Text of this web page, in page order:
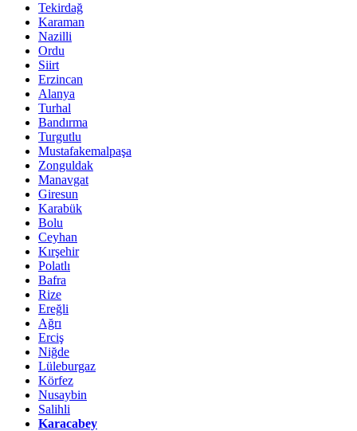
Tekirdağ
Karaman
Nazilli
Ordu
Siirt
Erzincan
Alanya
Turhal
Bandırma
Turgutlu
Mustafakemalpaşa
Zonguldak
Manavgat
Giresun
Karabük
Bolu
Ceyhan
Kırşehir
Polatlı
Bafra
Rize
Ereğli
Ağrı
Erciş
Niğde
Lüleburgaz
Körfez
Nusaybin
Salihli
Karacabey